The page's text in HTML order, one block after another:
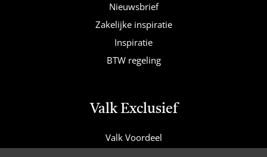
Nieuwsbrief
Zakelijke inspiratie
Inspiratie
BTW regeling
Valk Exclusief
Valk Voordeel